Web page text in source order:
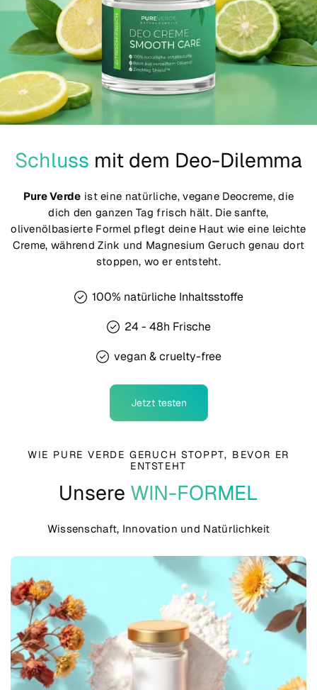
Schluss mit dem Deo-Dilemma
Pure Verde ist eine natürliche, vegane Deocreme, die
dich den ganzen Tag frisch hält. Die sanfte,
olivenölbasierte Formel pflegt deine Haut wie eine leichte
Creme, während Zink und Magnesium Geruch genau dort
stoppen, wo er entsteht.
100% natürliche Inhaltsstoffe
24 - 48h Frische
vegan & cruelty-free
Jetzt testen
WIE PURE VERDE GERUCH STOPPT, BEVOR ER
ENTSTEHT
Unsere WIN-FORMEL
Wissenschaft, Innovation und Natürlichkeit